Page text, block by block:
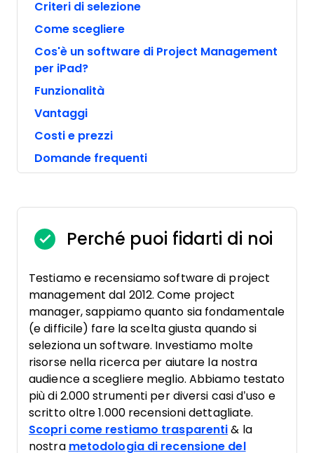
Criteri di selezione
Come scegliere
Cos'è un software di Project Management
per iPad?
Funzionalità
Vantaggi
Costi e prezzi
Domande frequenti
Perché puoi fidarti di noi
Testiamo e recensiamo software di project
management dal 2012. Come project
manager, sappiamo quanto sia fondamentale
(e difficile) fare la scelta giusta quando si
seleziona un software. Investiamo molte
risorse nella ricerca per aiutare la nostra
audience a scegliere meglio. Abbiamo testato
più di 2.000 strumenti per diversi casi d’uso e
scritto oltre 1.000 recensioni dettagliate.
Scopri come restiamo trasparenti & la
nostra metodologia di recensione del